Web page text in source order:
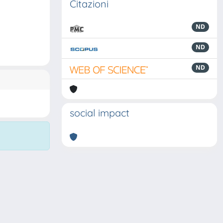
Citazioni
ND
ND
ND
social impact